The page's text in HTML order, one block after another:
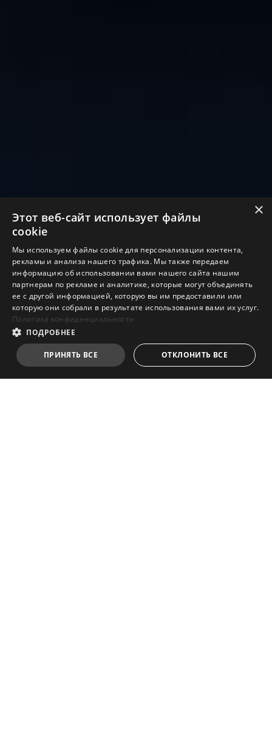
для сборки
×
Этот веб-сайт использует файлы
cookie
Мы используем файлы cookie для персонализации контента,
рекламы и анализа нашего трафика. Мы также передаем
информацию об использовании вами нашего сайта нашим
партнерам по рекламе и аналитике, которые могут объединять
ее с другой информацией, которую вы им предоставили или
которую они собрали в результате использования вами их услуг.
Политика конфиденциальности
ПОДРОБНЕЕ
ПРИНЯТЬ ВСЕ ОТКЛОНИТЬ ВСЕ